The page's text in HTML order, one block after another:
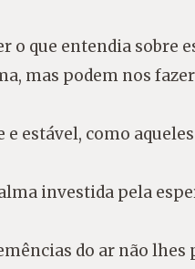
o que entendia sobre
mas podem nos
estável, como
investida pela
do ar não